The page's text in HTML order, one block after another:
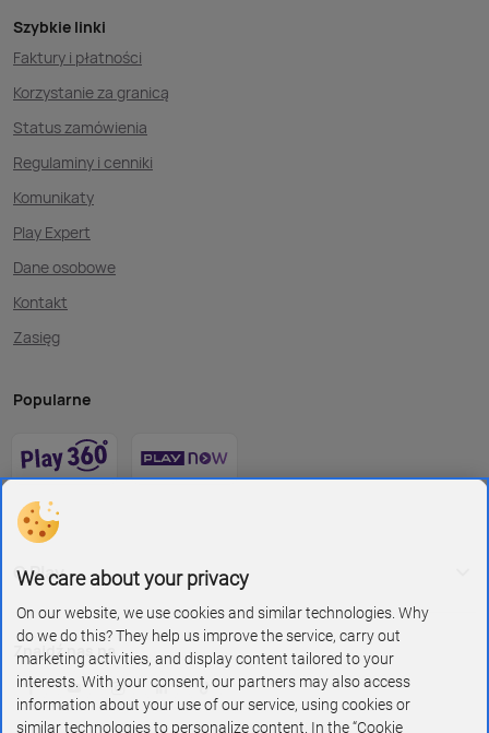
Szybkie linki
Faktury i płatności
Korzystanie za granicą
Status zamówienia
Regulaminy i cenniki
Komunikaty
Play Expert
Dane osobowe
Kontakt
Zasięg
Popularne
O Play
Znajdź nas na
We care about your privacy
On our website, we use cookies and similar technologies. Why
do we do this? They help us improve the service, carry out
marketing activities, and display content tailored to your
interests. With your consent, our partners may also access
information about your use of our service, using cookies or
similar technologies to personalize content. In the “Cookie